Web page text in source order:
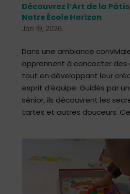
Découvrez l’Art de la
Notre École Horizon
Jan 19, 2026
Dans une ambiance
apprennent à concocter des
tout en développant leur
esprit d’équipe. Guidés par
sénior, ils découvrent les
tartes et autres douceurs.